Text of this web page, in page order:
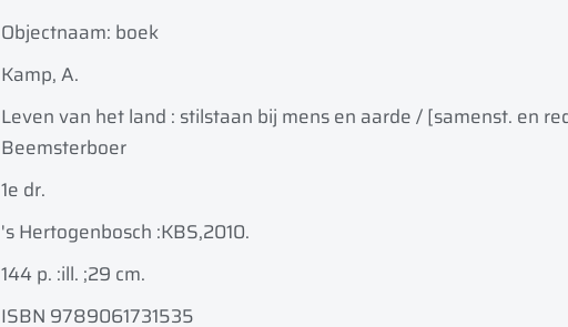
Objectnaam: boek
Kamp, A.
Leven van het land : stilstaan bij mens en aarde / [samenst. en
Beemsterboer
1e dr.
's Hertogenbosch :KBS,2010.
144 p. :ill. ;29 cm.
ISBN 9789061731535